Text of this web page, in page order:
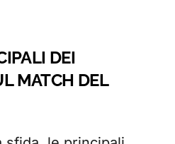
DEI
MATCH DEL